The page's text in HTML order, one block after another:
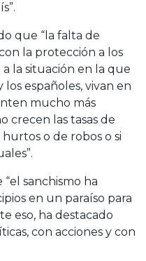
que “la falta de
la protección a los
la situación en la que
españoles, vivan en
mucho más
crecen las tasas de
o de robos o si
sanchismo ha
en un paraíso para
eso, ha destacado
con acciones y con